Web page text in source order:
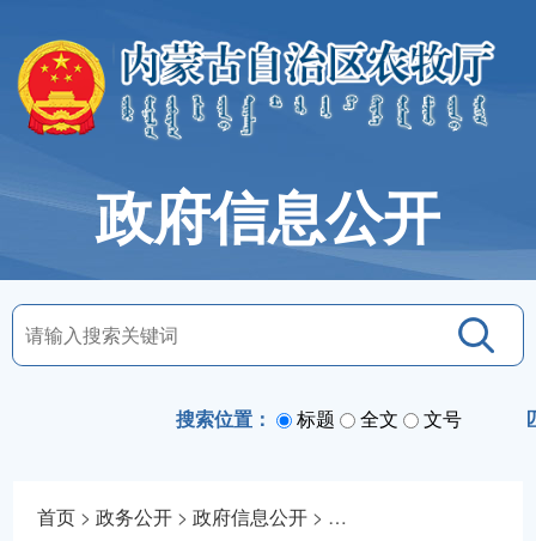
政府信息公开
搜索位置： 标题 全文 文号
首页 >政务公开 >政府信息公开 > 法定主动公开内容